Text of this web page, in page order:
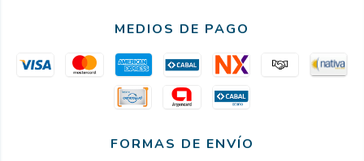
MEDIOS DE PAGO
FORMAS DE ENVÍO